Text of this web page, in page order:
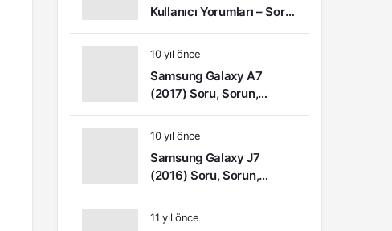
Kullanıcı Yorumları – Soru,
Sorun ve Şikâyetler
10 yıl önce
Samsung Galaxy A7
(2017) Soru, Sorun,
Şikayet ve Kullanıcı
Yorumları
10 yıl önce
Samsung Galaxy J7
(2016) Soru, Sorun,
Şikâyet ve Kullanıcı
Yorumları
11 yıl önce